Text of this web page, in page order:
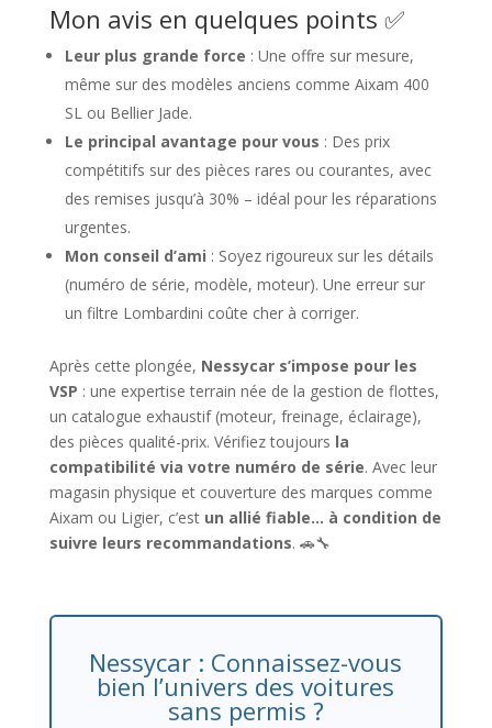
Mon avis en quelques points ✅
Leur plus grande force : Une offre sur mesure,
même sur des modèles anciens comme Aixam 400
SL ou Bellier Jade.
Le principal avantage pour vous : Des prix
compétitifs sur des pièces rares ou courantes, avec
des remises jusqu’à 30% – idéal pour les réparations
urgentes.
Mon conseil d’ami : Soyez rigoureux sur les détails
(numéro de série, modèle, moteur). Une erreur sur
un filtre Lombardini coûte cher à corriger.
Après cette plongée, Nessycar s’impose pour les
VSP : une expertise terrain née de la gestion de flottes,
un catalogue exhaustif (moteur, freinage, éclairage),
des pièces qualité-prix. Vérifiez toujours la
compatibilité via votre numéro de série. Avec leur
magasin physique et couverture des marques comme
Aixam ou Ligier, c’est un allié fiable… à condition de
suivre leurs recommandations. 🚗🔧
Nessycar : Connaissez-vous
bien l’univers des voitures
sans permis ?